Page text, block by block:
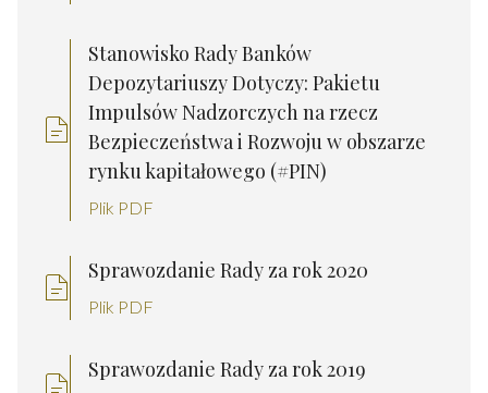
Stanowisko Rady Banków
Depozytariuszy Dotyczy: Pakietu
Impulsów Nadzorczych na rzecz
Bezpieczeństwa i Rozwoju w obszarze
rynku kapitałowego (#PIN)
Plik PDF
Sprawozdanie Rady za rok 2020
Plik PDF
Sprawozdanie Rady za rok 2019